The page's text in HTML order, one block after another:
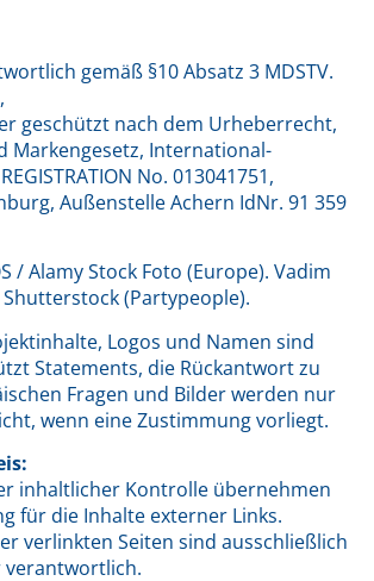
gemäß §10 Absatz 3 MDSTV.
geschützt nach dem Urheberrecht,
Markengesetz, International-
REGISTRATION No. 013041751,
Außenstelle Achern IdNr. 91 359
/ Alamy Stock Foto (Europe). Vadim
(Partypeople).
Logos und Namen sind
Statements, die Rückantwort zu
Fragen und Bilder werden nur
wenn eine Zustimmung vorliegt.
inhaltlicher Kontrolle übernehmen
für die Inhalte externer Links.
verlinkten Seiten sind ausschließlich